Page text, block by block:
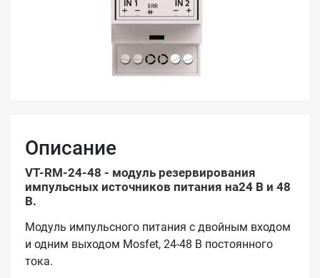
Описание
VT-RM-24-48 - модуль резервирования
импульсных источников питания на24 В и 48
В.
Модуль импульсного питания с двойным входом
и одним выходом Mosfet, 24-48 В постоянного
тока.